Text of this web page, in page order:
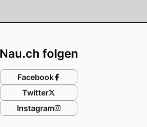
Nau.ch folgen
Facebook
Twitter
Instagram